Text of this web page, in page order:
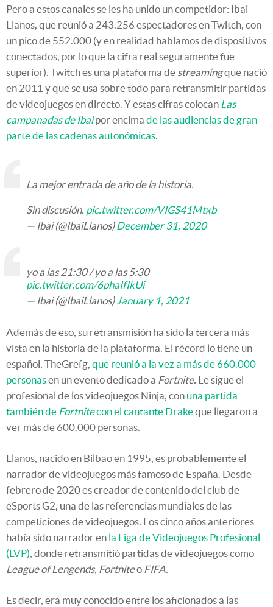
Pero a estos canales se les ha unido un competidor: Ibai
Llanos, que reunió a 243.256 espectadores en Twitch, con
un pico de 552.000 (y en realidad hablamos de dispositivos
conectados, por lo que la cifra real seguramente fue
superior). Twitch es una plataforma de streamingque nació
en 2011 y que se usa sobre todo para retransmitir partidas
de videojuegos en directo. Y estas cifras colocan Las
campanadas de Ibaipor encima de las audiencias de gran
parte de las cadenas autonómicas.
La mejor entrada de año de la historia.
Sin discusión. pic.twitter.com/VIGS41Mtxb
— Ibai (@IbaiLlanos)December 31, 2020
yo a las 21:30 / yo a las 5:30
pic.twitter.com/6phaIfIkUi
— Ibai (@IbaiLlanos)January 1, 2021
Además de eso, su retransmisión ha sido la tercera más
vista en la historia de la plataforma. El récord lo tiene un
español, TheGrefg, que reunió a la vez a más de 660.000
personasen un evento dedicado a Fortnite. Le sigue el
profesional de los videojuegos Ninja, con una partida
también de Fortnitecon el cantante Drakeque llegaron a
ver más de 600.000 personas.
Llanos, nacido en Bilbao en 1995, es probablemente el
narrador de videojuegos más famoso de España. Desde
febrero de 2020 es creador de contenido del club de
eSports G2, una de las referencias mundiales de las
competiciones de videojuegos. Los cinco años anteriores
había sido narrador en la Liga de Videojuegos Profesional
(LVP), donde retransmitió partidas de videojuegos como
League of Lengends, Fortniteo FIFA.
Es decir, era muy conocido entre los aficionados a las